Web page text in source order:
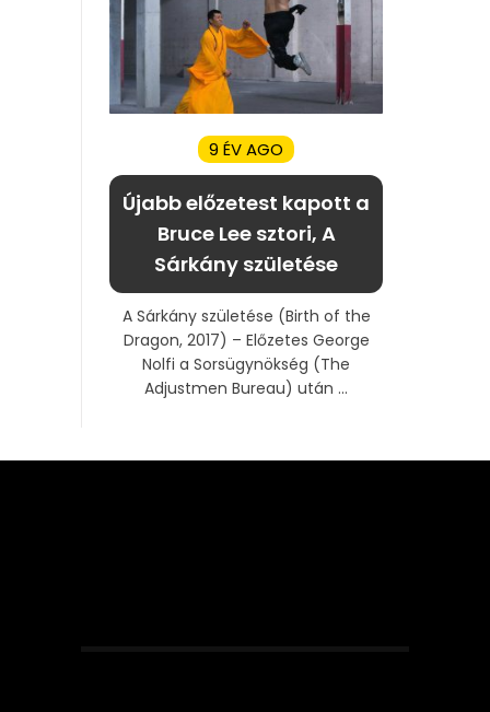
9 ÉV AGO
Újabb előzetest kapott a
Bruce Lee sztori, A
Sárkány születése
A Sárkány születése (Birth of the
Dragon, 2017) – Előzetes George
Nolfi a Sorsügynökség (The
Adjustmen Bureau) után ...